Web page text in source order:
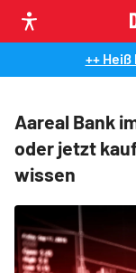
++
Aareal Bank
oder jetzt
wissen